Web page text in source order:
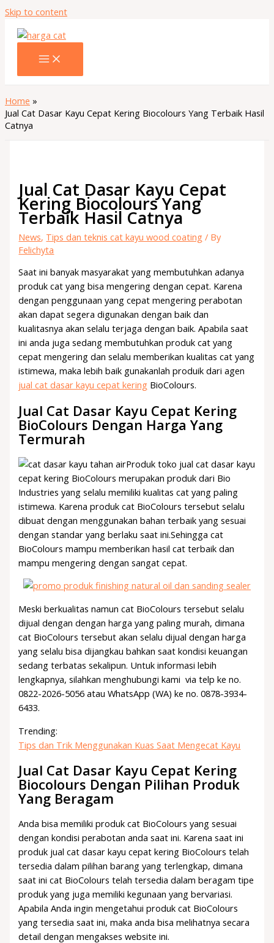
Skip to content
Home
Jual Cat Dasar Kayu Cepat Kering Biocolours Yang Terbaik Hasil
Catnya
Jual Cat Dasar Kayu Cepat
Kering Biocolours Yang
Terbaik Hasil Catnya
News, Tips dan teknis cat kayu wood coating / By
Felichyta
Saat ini banyak masyarakat yang membutuhkan adanya
produk cat yang bisa mengering dengan cepat. Karena
dengan penggunaan yang cepat mengering perabotan
akan dapat segera digunakan dengan baik dan
kualitasnya akan selalu terjaga dengan baik. Apabila saat
ini anda juga sedang membutuhkan produk cat yang
cepat mengering dan selalu memberikan kualitas cat yang
istimewa, maka lebih baik gunakanlah produik dari agen
jual cat dasar kayu cepat kering BioColours.
Jual Cat Dasar Kayu Cepat Kering
BioColours Dengan Harga Yang
Termurah
Produk toko jual cat dasar kayu
cepat kering BioColours merupakan produk dari Bio
Industries yang selalu memiliki kualitas cat yang paling
istimewa. Karena produk cat BioColours tersebut selalu
dibuat dengan menggunakan bahan terbaik yang sesuai
dengan standar yang berlaku saat ini.Sehingga cat
BioColours mampu memberikan hasil cat terbaik dan
mampu mengering dengan sangat cepat.
Meski berkualitas namun cat BioColours tersebut selalu
dijual dengan dengan harga yang paling murah, dimana
cat BioColours tersebut akan selalu dijual dengan harga
yang selalu bisa dijangkau bahkan saat kondisi keuangan
sedang terbatas sekalipun. Untuk informasi lebih
lengkapnya, silahkan menghubungi kami via telp ke no.
0822-2026-5056 atau WhatsApp (WA) ke no. 0878-3934-
6433.
Trending:
Tips dan Trik Menggunakan Kuas Saat Mengecat Kayu
Jual Cat Dasar Kayu Cepat Kering
Biocolours Dengan Pilihan Produk
Yang Beragam
Anda bisa memiliki produk cat BioColours yang sesuai
dengan kondisi perabotan anda saat ini. Karena saat ini
produk jual cat dasar kayu cepat kering BioColours telah
tersedia dalam pilihan barang yang terlengkap, dimana
saat ini cat BioColours telah tersedia dalam beragam tipe
produk yang juga memiliki kegunaan yang bervariasi.
Apabila Anda ingin mengetahui produk cat BioColours
yang tersedia saat ini, maka anda bisa melihatnya secara
detail dengan mengakses website ini.